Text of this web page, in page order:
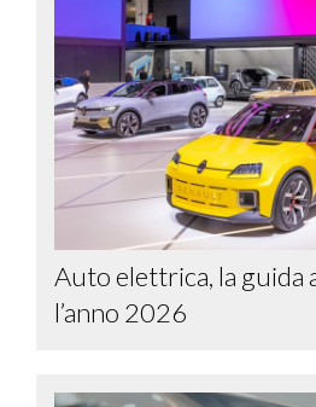
Auto elettrica, la guida
l’anno 2026